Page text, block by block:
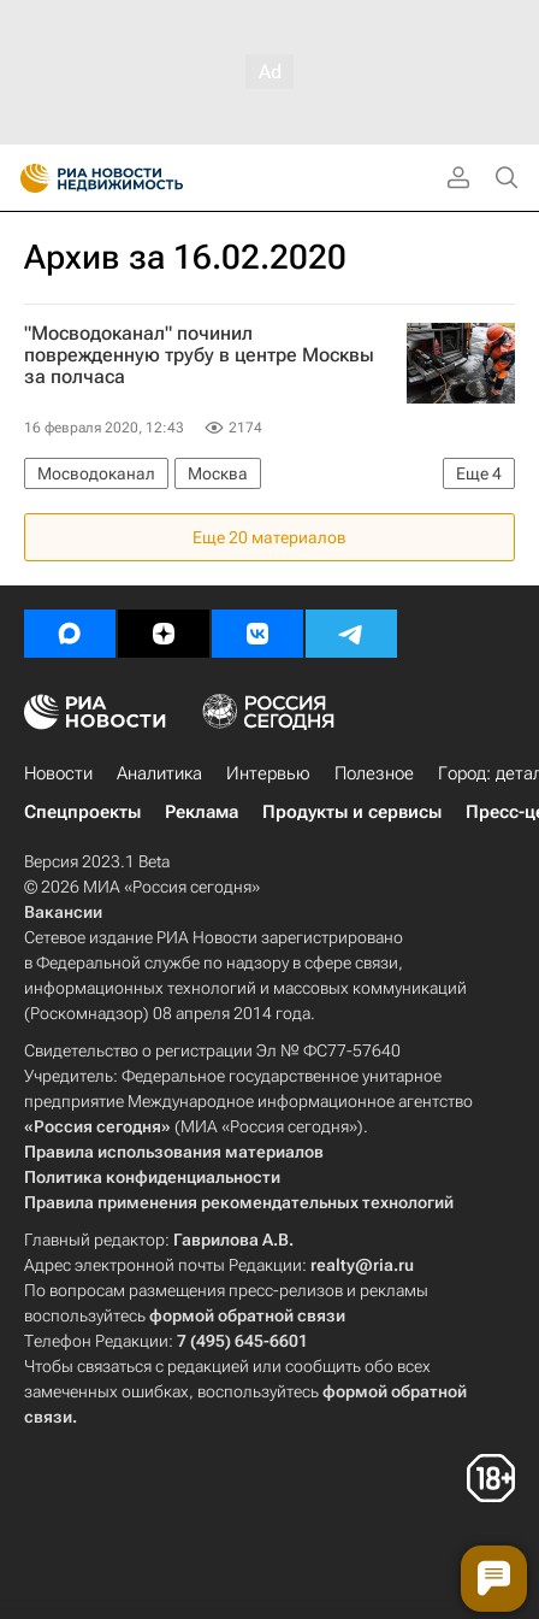
Архив за 16.02.2020
"Мосводоканал" починил
поврежденную трубу в центре Москвы
за полчаса
16 февраля 2020, 12:43 2174
Еще4
Мосводоканал
Москва
Новости - Недвижимость
Москва Сегодня: мегаполис для жизни
Городское хозяйство Москвы
Комплекс городского хозяйства Москвы
Еще 20 материалов
Новости Аналитика Интервью Полезное
Город:
Спецпроекты
Реклама Продукты и сервисы Пресс-
Версия 2023.1 Beta
© 2026 МИА «Россия сегодня»
Вакансии
Сетевое издание РИА Новости зарегистрировано
в Федеральной службе по надзору в сфере связи,
информационных технологий и массовых коммуникаций
(Роскомнадзор) 08 апреля 2014 года.
Свидетельство о регистрации Эл № ФС77-57640
Учредитель: Федеральное государственное унитарное
предприятие Международное информационное агентство
«Россия сегодня» (МИА «Россия сегодня»).
Правила использования материалов
Политика конфиденциальности
Правила применения рекомендательных технологий
Главный редактор: Гаврилова А.В.
Адрес электронной почты Редакции: realty@ria.ru
По вопросам размещения пресс-релизов и рекламы
воспользуйтесьформой обратной связи
Телефон Редакции: 7 (495) 645-6601
Чтобы связаться с редакцией или сообщить обо всех
замеченных ошибках, воспользуйтесьформой обратной
связи.